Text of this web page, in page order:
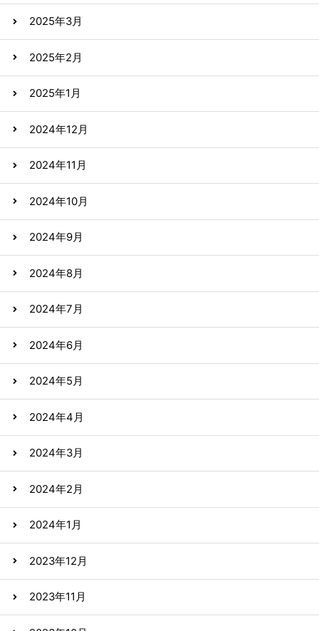
2025年3月
2025年2月
2025年1月
2024年12月
2024年11月
2024年10月
2024年9月
2024年8月
2024年7月
2024年6月
2024年5月
2024年4月
2024年3月
2024年2月
2024年1月
2023年12月
2023年11月